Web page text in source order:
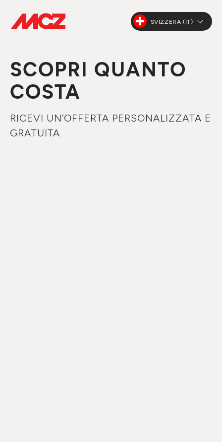
SVIZZERA (IT)
SCOPRI QUANTO
COSTA
RICEVI UN’OFFERTA PERSONALIZZATA E
GRATUITA